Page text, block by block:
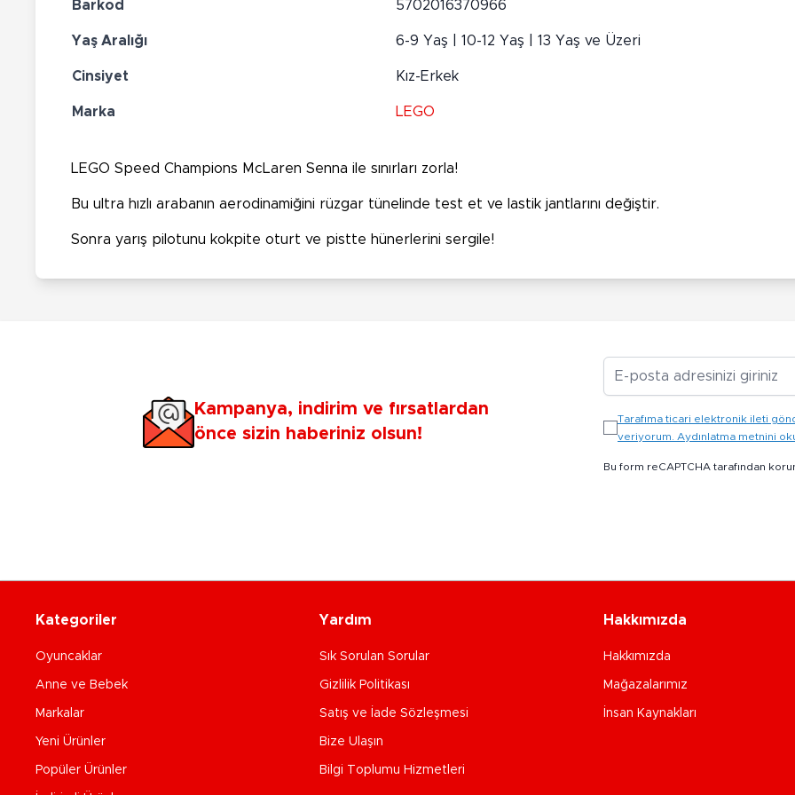
Barkod 5702016370966
Yaş Aralığı 6-9 Yaş | 10-12 Yaş | 13 Yaş ve Üzeri
Cinsiyet Kız-Erkek
Marka LEGO
LEGO Speed Champions McLaren Senna ile sınırları zorla!
Bu ultra hızlı arabanın aerodinamiğini rüzgar tünelinde test et ve lastik jantlarını değiştir.
Sonra yarış pilotunu kokpite oturt ve pistte hünerlerini sergile!
Kampanya, indirim ve fırsatlardan
önce sizin haberiniz olsun!
Tarafıma ticari elektronik ileti
veriyorum. Aydınlatma metnini
Bu form reCAPTCHA tarafından
Kategoriler
Oyuncaklar
Anne ve Bebek
Markalar
Yeni Ürünler
Popüler Ürünler
Yardım
Sık Sorulan Sorular
Gizlilik Politikası
Satış ve İade Sözleşmesi
Bize Ulaşın
Bilgi Toplumu Hizmetleri
Hakkımızda
Hakkımızda
Mağazalarımız
İnsan Kaynakları